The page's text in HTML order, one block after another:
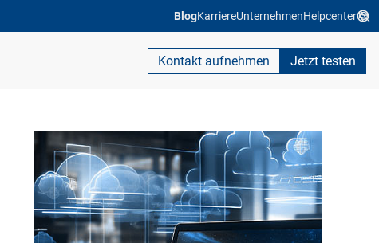
BlogKarriereUnternehmenHelpcenter
Kontakt aufnehmen Jetzt testen